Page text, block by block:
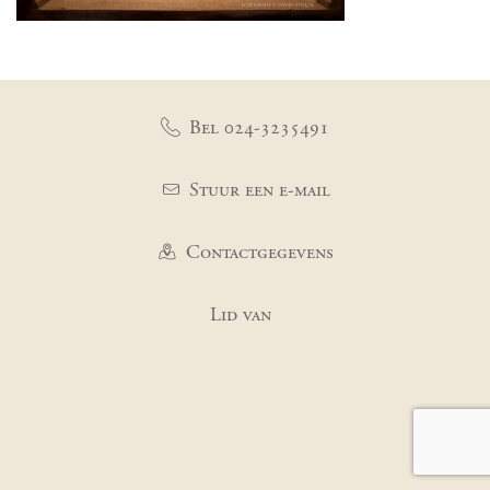
Bel 024-3235491
Stuur een e-mail
Contactgegevens
Lid van